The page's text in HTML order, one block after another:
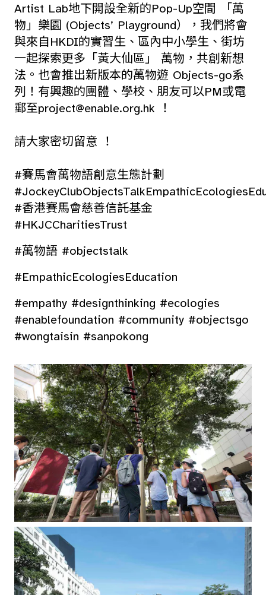
Artist Lab地下開設全新的Pop-Up空間 「萬
物」樂園 (Objects’ Playground），我們將會
與來自HKDI的實習生、區內中小學生、街坊
一起探索更多「黃大仙區」 萬物，共創新想
法。也會推出新版本的萬物遊 Objects-go系
列！有興趣的團體、學校、朋友可以PM或電
郵至project@enable.org.hk ！
請大家密切留意 ！
#賽馬會萬物語創意生態計劃
#香港賽馬會慈善信託基金
#HKJCCharitiesTrust
#萬物語 #objectstalk
#EmpathicEcologiesEducation
#empathy #designthinking #ecologies
#enablefoundation #community #objectsgo
#wongtaisin #sanpokong